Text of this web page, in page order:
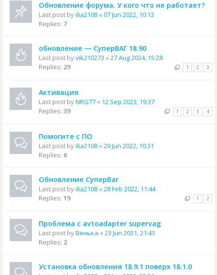
Обновление форума. У кого что не работает?
Last post byilia2108 « 07 Jun 2022, 10:13
Replies: 7
обновление — СуперВАГ 18.90
Last post byvik210273 « 27 Aug 2024, 15:28
Replies: 29 1 2 3
Активация
Last post byNRG77 « 12 Sep 2023, 19:37
Replies: 39 1 2 3 4
Помогите с ПО
Last post byilia2108 « 29 Jun 2022, 10:31
Replies: 6
Обновление СуперВаг
Last post byilia2108 « 28 Feb 2022, 11:44
Replies: 19 1 2
Проблема с avtoadapter supervag
Last post byВенька « 23 Jun 2021, 21:43
Replies: 2
Установка обновления 18.9.1 поверх 18.1.0